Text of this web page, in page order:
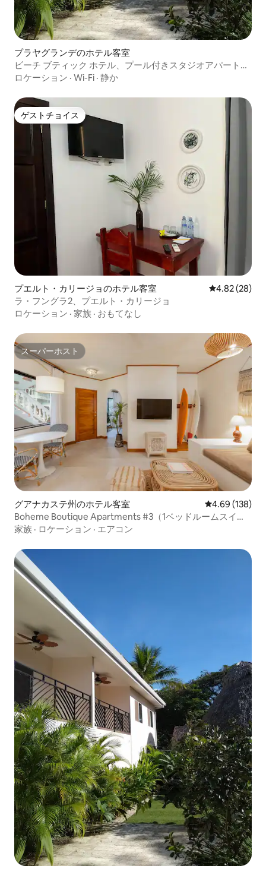
プラヤグランデのホテル客室
ビーチ ブティック ホテル、プール付きスタジオアパートメ
ント#4
ロケーション · Wi-Fi · 静か
ゲストチョイス
ゲストチョイス
プエルト・カリージョのホテル客室 レビュー28
4.82 (28)
ラ・フングラ2、プエルト・カリージョ
ロケーション · 家族 · おもてなし
スーパーホスト
スーパーホスト
グアナカステ州のホテル客室 レビュー138
4.69 (138)
Boheme Boutique Apartments #3（1ベッドルームスイー
ト）
家族 · ロケーション · エアコン